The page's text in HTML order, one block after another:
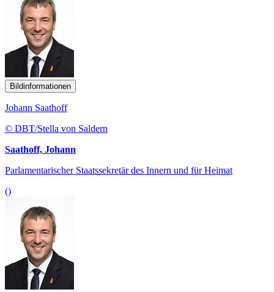
Bildinformationen
Johann Saathoff
© DBT/Stella von Saldern
Saathoff, Johann
Parlamentarischer Staatssekretär des Innern und für Heimat
()